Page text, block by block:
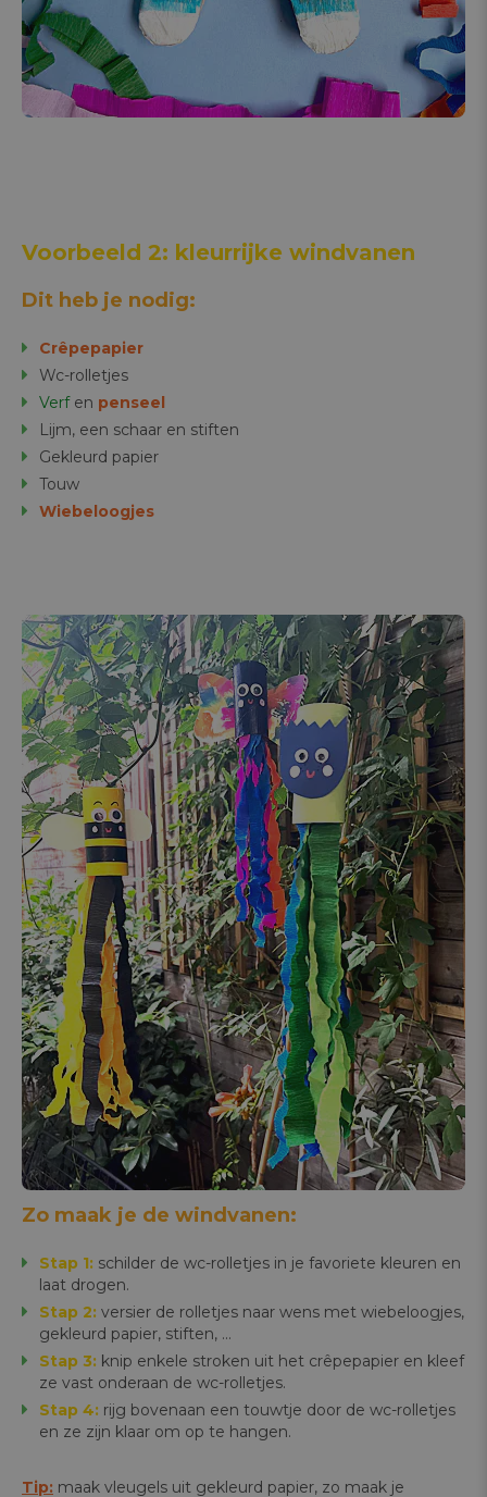
Voorbeeld 2: kleurrijke windvanen
Dit heb je nodig:
Crêpepapier
Wc-rolletjes
Verfen penseel
Lijm, een schaar en stiften
Gekleurd papier
Touw
Wiebeloogjes
Zo maak je de windvanen:
Stap 1: schilder de wc-rolletjes in je favoriete kleuren en
laat drogen.
Stap 2: versier de rolletjes naar wens met wiebeloogjes,
gekleurd papier, stiften, ...
Stap 3: knip enkele stroken uit het crêpepapier en kleef
ze vast onderaan de wc-rolletjes.
Stap 4: rijg bovenaan een touwtje door de wc-rolletjes
en ze zijn klaar om op te hangen.
Tip: maak vleugels uit gekleurd papier, zo maak je